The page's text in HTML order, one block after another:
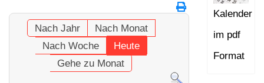
Nach Jahr
Nach Monat
Nach Woche
Heute
Gehe zu Monat
Kalender
im pdf
Format